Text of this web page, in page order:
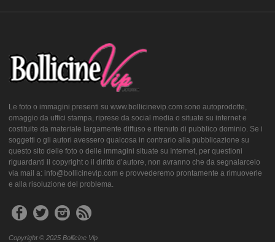
Le foto o immagini presenti su www.bollicinevip.com sono autoprodotte,
omaggio da uffici stampa, riprese da social media o situate su internet e
costituite da materiale largamente diffuso e ritenuto di pubblico dominio. Se i
soggetti o gli autori avessero qualcosa in contrario alla pubblicazione su
questo sito delle foto o delle immagini situate su Internet, per questioni
riguardanti il copyright o il diritto d’autore, non avranno che da segnalarcelo
via mail a: info@bollicinevip.com e provvederemo prontamente a rimuoverle
e alla risoluzione del problema.
Copyright © 2025 Bollicine Vip